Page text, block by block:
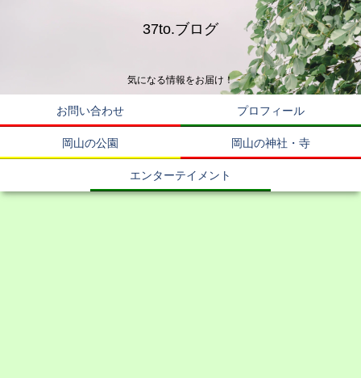
37to.ブログ
気になる情報をお届け！
お問い合わせ プロフィール
岡山の公園 岡山の神社・寺
エンターテイメント